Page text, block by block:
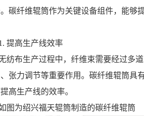
碳纤维辊筒作为关键设备组件，能够
提高生产线效率
纺布生产过程中，纤维束需要经过多
张力调节等重要作用。碳纤维辊筒具
高生产线的效率。
图为绍兴福天辊筒制造的碳纤维辊筒